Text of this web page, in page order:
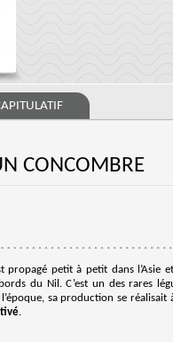
CONCOMBRE
propagé petit à petit dans
du Nil. C’est un des rares
sa production se
.